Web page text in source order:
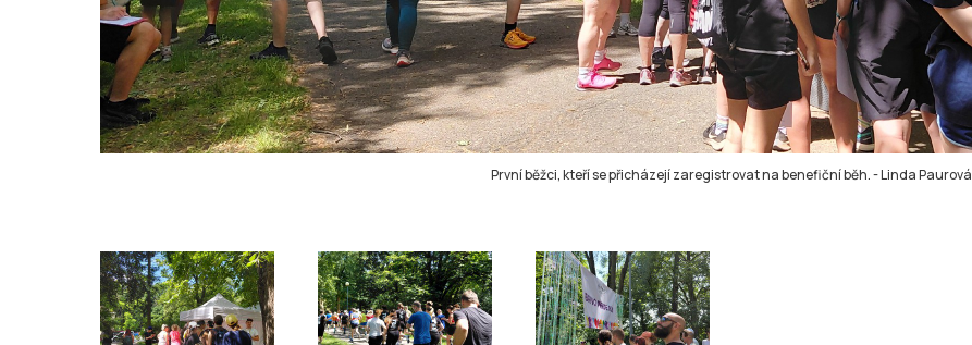
První běžci, kteří se přicházejí zaregistrovat na benefiční běh.-Linda Paurová